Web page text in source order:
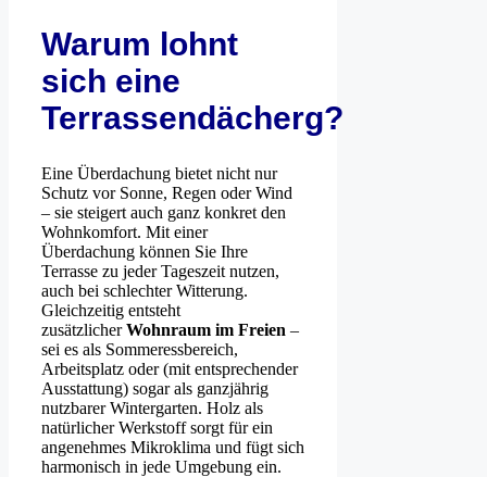
Warum lohnt
sich eine
Terrassendächerg?
Eine Überdachung bietet nicht nur
Schutz vor Sonne, Regen oder Wind
– sie steigert auch ganz konkret den
Wohnkomfort. Mit einer
Überdachung können Sie Ihre
Terrasse zu jeder Tageszeit nutzen,
auch bei schlechter Witterung.
Gleichzeitig entsteht
zusätzlicherWohnraum im Freien –
sei es als Sommeressbereich,
Arbeitsplatz oder (mit entsprechender
Ausstattung) sogar als ganzjährig
nutzbarer Wintergarten. Holz als
natürlicher Werkstoff sorgt für ein
angenehmes Mikroklima und fügt sich
harmonisch in jede Umgebung ein.